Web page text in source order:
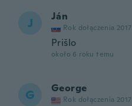
J Ján
Rok dołączenia 2017
Prišlo
około 6 roku temu
G George
Rok dołączenia 2017